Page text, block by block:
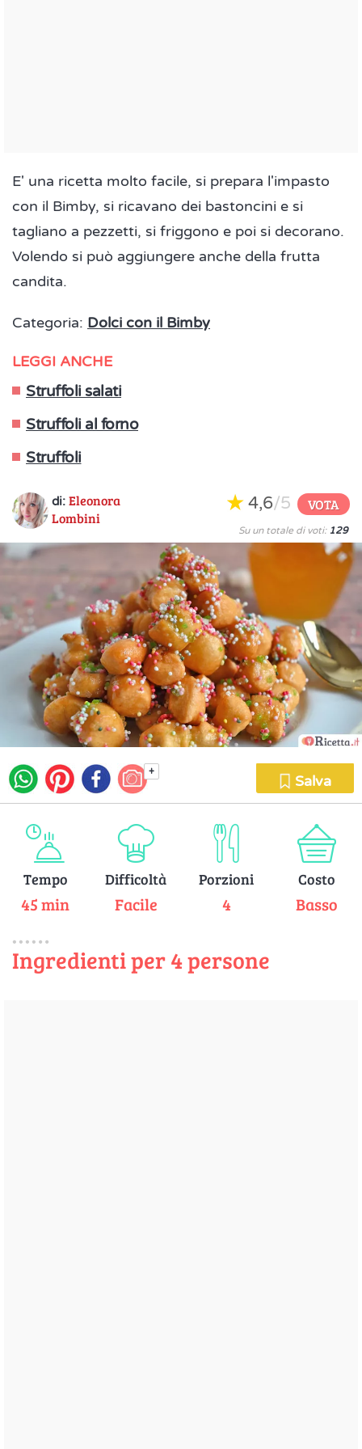
E' una ricetta molto facile, si prepara l'impasto
con il Bimby, si ricavano dei bastoncini e si
tagliano a pezzetti, si friggono e poi si decorano.
Volendo si può aggiungere anche della frutta
candita.
Categoria: Dolci con il Bimby
LEGGI ANCHE
Struffoli salati
Struffoli al forno
Struffoli
di: Eleonora
Lombini
4,6/5 VOTA
Su un totale di voti: 129
+
Salva
Tempo
45 min
Difficoltà
Facile
Porzioni
4
Costo
Basso
Ingredienti per 4 persone